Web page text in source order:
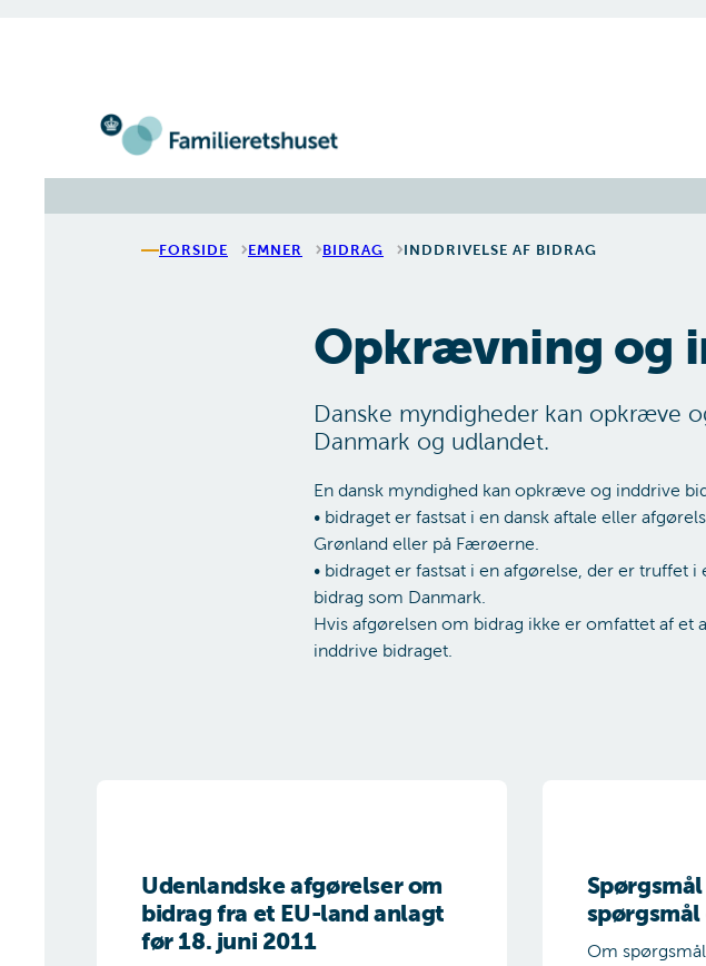
Gå til forsiden
FORSIDE EMNER BIDRAG INDDRIVELSE AF BIDRAG
Opkrævning og
Danske myndigheder kan opkræve
Danmark og udlandet.
En dansk myndighed kan opkræve og inddrive
• bidraget er fastsat i en dansk aftale eller
Grønland eller på Færøerne.
• bidraget er fastsat i en afgørelse, der er truffet
bidrag som Danmark.
Hvis afgørelsen om bidrag ikke er omfattet af
inddrive bidraget.
Udenlandske afgørelser om
bidrag fra et EU-land anlagt
før 18. juni 2011
Om